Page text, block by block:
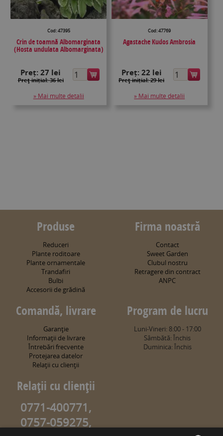
Cod: 47395
Crin de toamnă Albomarginata
(Hosta undulata Albomarginata)
Preț:27 lei
Preţ inițial: 36 lei
» Mai multe detalii
Cod: 47769
Agastache Kudos Ambrosia
Preț: 22 lei
Preţ inițial: 29 lei
» Mai multe detalii
Produse
Reduceri
Plante roditoare
Plante ornamentale
Trandafiri
Bulbi
Accesorii de grădină
Firma noastră
Contact
Sweet Garden
Clubul nostru
Retragere din contract
ANPC
Comandă, livrare
Garanţie
Informaţii de livrare
Întrebări frecvente
Protejarea datelor
Relaţii cu clienţii
Program de lucru
Luni-Vineri: 8:00 - 17:00
Sâmbătă: Închis
Duminica: Închis
Relaţii cu clienţii
0771-400771,
0757-059275,